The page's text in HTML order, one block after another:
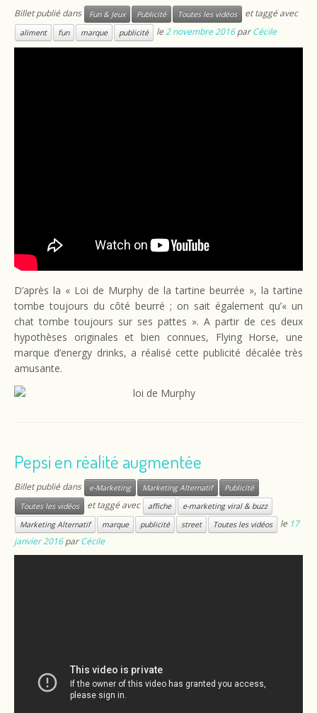
Billet publié dans Fun & Jeux Publicité Toutes les vidéos et taggé avec
aliment fun marque publicité le2 novembre 2016 parCécile
D’après la « Loi de Murphy de la tartine beurrée », la tartine
tombe toujours du côté beurré ; on sait également qu’« un
chat tombe toujours sur ses pattes ». A partir de ces deux
hypothèses originales et bien connues, Flying Horse, une
marque d’energy drinks, a réalisé cette publicité décalée très
amusante.
Pepsi en réalité augmentée
Billet publié dans e-Marketing Marketing Alternatif
Publicité
Toutes les vidéos
et taggé avec affiche
e-marketing viral & buzz
Marketing Alternatif
marque publicité street Toutes les vidéos le 17
janvier 2016 parCécile